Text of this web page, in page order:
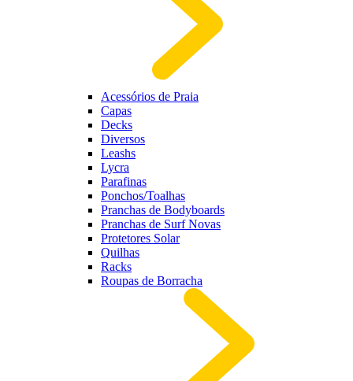
Acessórios de Praia
Capas
Decks
Diversos
Leashs
Lycra
Parafinas
Ponchos/Toalhas
Pranchas de Bodyboards
Pranchas de Surf Novas
Protetores Solar
Quilhas
Racks
Roupas de Borracha